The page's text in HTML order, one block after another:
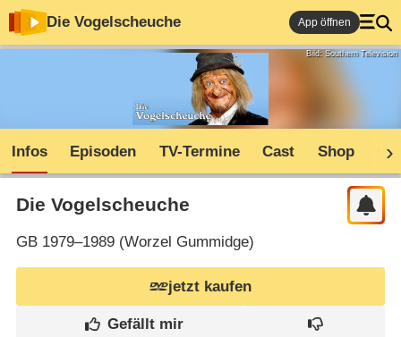
Die Vogelscheuche App öffnen
Bild: Southern Television
Infos Episoden TV-Termine Cast Shop
Die Vogelscheuche
GB1979–1989 (Worzel Gummidge)
jetzt kaufen